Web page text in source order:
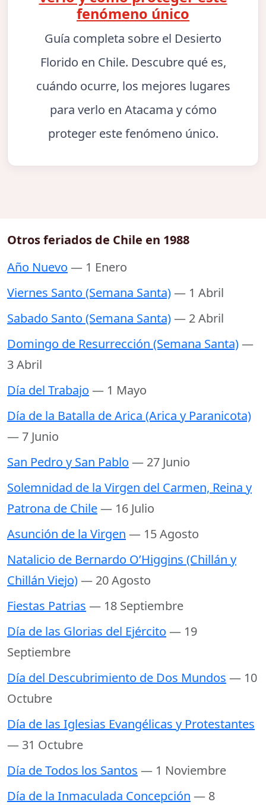
fenómeno único
Guía completa sobre el Desierto
Florido en Chile. Descubre qué es,
cuándo ocurre, los mejores lugares
para verlo en Atacama y cómo
proteger este fenómeno único.
Otros feriados de Chile en 1988
Año Nuevo — 1 Enero
Viernes Santo (Semana Santa)— 1 Abril
Sabado Santo (Semana Santa)— 2 Abril
Domingo de Resurrección (Semana Santa)—
3 Abril
Día del Trabajo — 1 Mayo
Día de la Batalla de Arica (Arica y Paranicota)
— 7 Junio
San Pedro y San Pablo — 27 Junio
Solemnidad de la Virgen del Carmen, Reina y
Patrona de Chile— 16 Julio
Asunción de la Virgen — 15 Agosto
Natalicio de Bernardo O’Higgins (Chillán y
Chillán Viejo)— 20 Agosto
Fiestas Patrias — 18 Septiembre
Día de las Glorias del Ejército — 19
Septiembre
Día del Descubrimiento de Dos Mundos — 10
Octubre
Día de las Iglesias Evangélicas y Protestantes
— 31 Octubre
Día de Todos los Santos — 1 Noviembre
Día de la Inmaculada Concepción — 8